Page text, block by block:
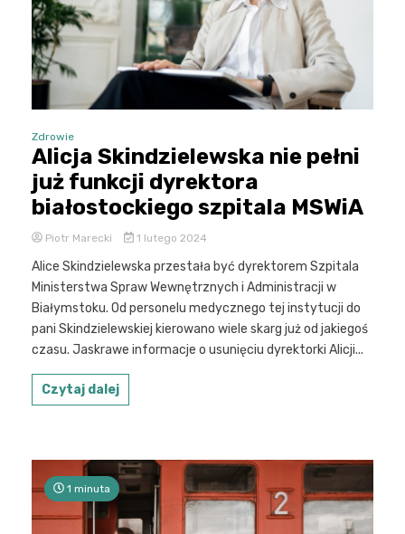
Zdrowie
Alicja Skindzielewska nie pełni
już funkcji dyrektora
białostockiego szpitala MSWiA
Piotr Marecki 1 lutego 2024
Alice Skindzielewska przestała być dyrektorem Szpitala
Ministerstwa Spraw Wewnętrznych i Administracji w
Białymstoku. Od personelu medycznego tej instytucji do
pani Skindzielewskiej kierowano wiele skarg już od jakiegoś
czasu. Jaskrawe informacje o usunięciu dyrektorki Alicji...
Czytaj dalej
1 minuta